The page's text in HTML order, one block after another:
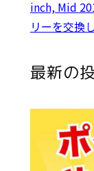
inch, Mid
リーを交換
最新の